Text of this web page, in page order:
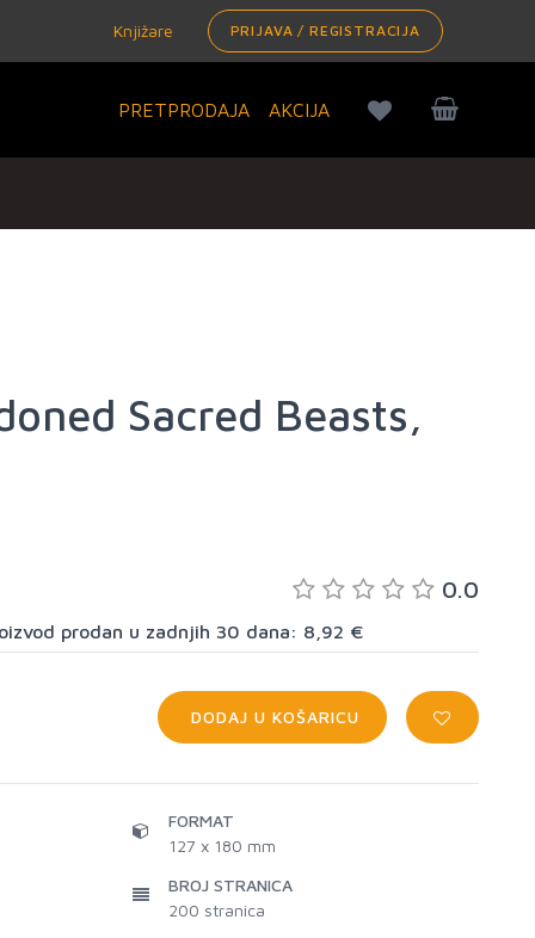
Knjižare PRIJAVA / REGISTRACIJA
PRETPRODAJA AKCIJA
Sacred Beasts,
0.0
prodan u zadnjih 30 dana: 8,92 €
DODAJ U KOŠARICU
FORMAT
127 x 180 mm
BROJ STRANICA
200 stranica